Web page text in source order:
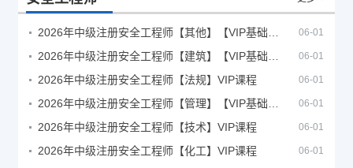
06-01
06-01
2026年中级注册安全工程师【法规】VIP课程 06-01
06-01
2026年中级注册安全工程师【技术】VIP课程 06-01
2026年中级注册安全工程师【化工】VIP课程 06-01